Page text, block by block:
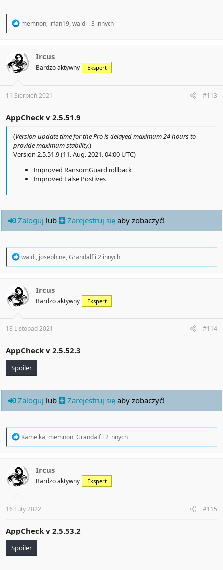
R
t
i
o
s
:
memnon, irfan19,waldi i 3 innych
Ircus
Bardzo aktywny Ekspert
11 Sierpień 2021 #113
AppCheck v 2.5.51.9
(Version update time for the Pro is delayed maximum 24 hours to
provide maximum stability.)
Version 2.5.51.9 (11. Aug. 2021. 04:00 UTC)
Improved RansomGuard rollback
Improved False Postives
Zaloguj lub Zarejestruj się aby zobaczyć!
R
t
i
o
s
:
waldi, josephine,Grandalfi 2 innych
Ircus
Bardzo aktywny Ekspert
18 Listopad 2021 #114
AppCheck v 2.5.52.3
Spoiler
Zaloguj lub Zarejestruj się aby zobaczyć!
R
t
i
o
s
:
Kamelka, memnon,Grandalfi 2 innych
Ircus
Bardzo aktywny Ekspert
16 Luty 2022 #115
AppCheck v 2.5.53.2
Spoiler